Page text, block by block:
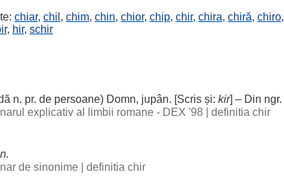
chiar, chil , chim, chin, chior, chip, chir, chira, chiră, chiro,
, hir, schir
n. pr. de persoane) Domn, jupân. [Scris și: kir] – Din ngr.
explicativ al limbii romane - DEX '98
definitia chir
.
de sinonime
definitia chir